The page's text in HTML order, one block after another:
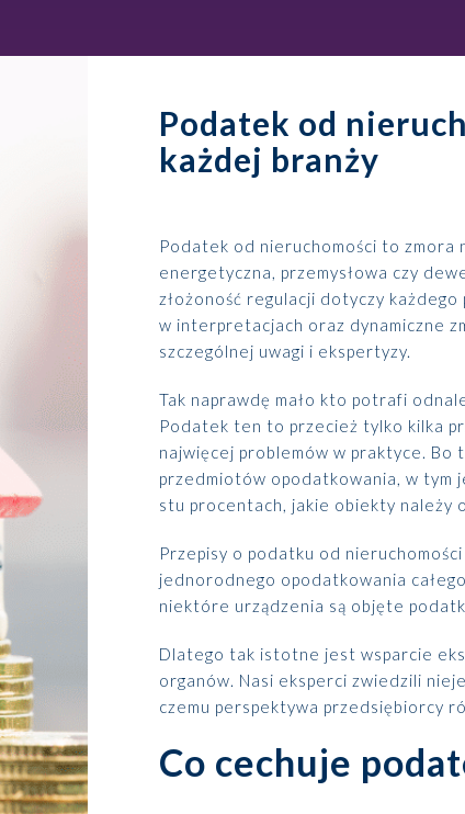
Podatek od
każdej branży
Podatek od nieruchomości to
energetyczna, przemysłowa czy
złożoność regulacji dotyczy
w interpretacjach oraz dynamiczne
szczególnej uwagi i ekspertyzy.
Tak naprawdę mało kto potrafi
Podatek ten to przecież tylko kilka
najwięcej problemów w praktyce. Bo
przedmiotów opodatkowania, w tym
stu procentach, jakie obiekty należy
Przepisy o podatku od
jednorodnego opodatkowania
niektóre urządzenia są objęte
Dlatego tak istotne jest wsparcie
organów. Nasi eksperci zwiedzili
czemu perspektywa przedsiębiorcy
Co cechuje